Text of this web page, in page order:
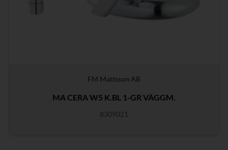
FM Mattsson AB
MA CERA W5 K.BL 1-GR VÄGGM.
8309021